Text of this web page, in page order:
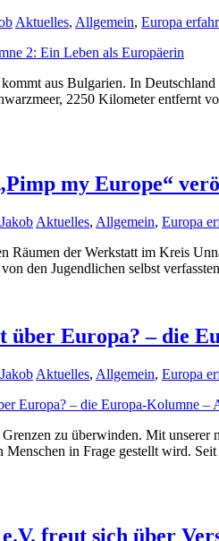
Aktuelles, Allgemein, Europa
aus Bulgarien. In
2250 Kilometer entfernt
my Europe“
Aktuelles, Allgemein, Europa
Räumen der Werkstatt im Kreis
den Jugendlichen selbst
über Europa? – die
Aktuelles, Allgemein, Europa
zu überwinden. Mit
in Frage gestellt wird.
freut sich über